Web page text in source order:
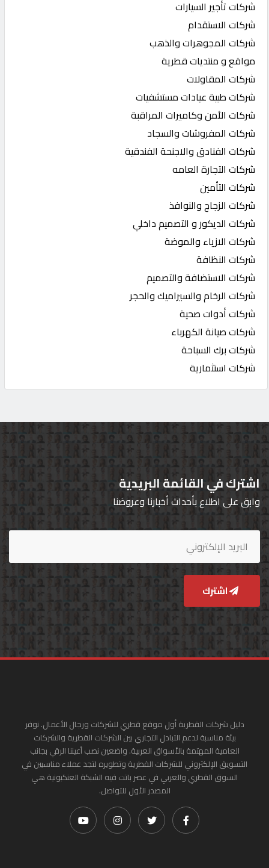
شركات تأجير السيارات
شركات الاستقدام
شركات المجوهرات والذهب
مواقع و منتديات قطرية
شركات المقاولات
شركات طبية عيادات مستشفيات
شركات الأمن وكاميرات المراقبة
شركات المفروشات والسجاد
شركات الفنادق والاجنحة الفندقية
شركات التجارة العامه
شركات التأمين
شركات الزجاج والنوافذ
شركات الديكور و التصميم داخلي
شركات الازياء والموضة
شركات النظافة
شركات الاستضافة والتصميم
شركات الرخام والسيراميك والحجر
شركات أدوات صحية
شركات صيانة الكهرباء
شركات برك السباحة
شركات استثمارية
اشترك في القائمة البريدية
وابق على اطلاع بأحداث أخبارنا وعروضنا
اشترك
دليل شركات القطرية أول موقع قطري للشركات ورجال الأعمال. نوفر
بيئة مناسبة لدعم التبادل التجاري بين الشركات القطرية والشركات
العامية المهتمة بالأسواق العربية. واضعين نصب أعيننا الرقي بجانب
التسويق الإلكتروني للشركات القطرية وتطويره لتجد عملاء مناسبين في
السوق القطري والعربي في عصر باتت فيه الشبكة العنكبونية هي
المصدر الأول للتواصل.